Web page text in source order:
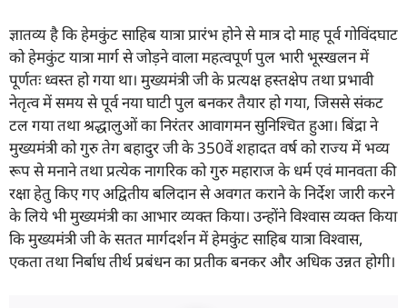
ज्ञातव्य है कि हेमकुंट साहिब यात्रा प्रारंभ होने से मात्र दो माह पूर्व गोविंदघाट
को हेमकुंट यात्रा मार्ग से जोड़ने वाला महत्वपूर्ण पुल भारी भूस्खलन में
पूर्णतः ध्वस्त हो गया था। मुख्यमंत्री जी के प्रत्यक्ष हस्तक्षेप तथा प्रभावी
नेतृत्व में समय से पूर्व नया घाटी पुल बनकर तैयार हो गया, जिससे संकट
टल गया तथा श्रद्धालुओं का निरंतर आवागमन सुनिश्चित हुआ। बिंद्रा ने
मुख्यमंत्री को गुरु तेग बहादुर जी के 350वें शहादत वर्ष को राज्य में भव्य
रूप से मनाने तथा प्रत्येक नागरिक को गुरु महाराज के धर्म एवं मानवता की
रक्षा हेतु किए गए अद्वितीय बलिदान से अवगत कराने के निर्देश जारी करने
के लिये भी मुख्यमंत्री का आभार व्यक्त किया। उन्होंने विश्वास व्यक्त किया
कि मुख्यमंत्री जी के सतत मार्गदर्शन में हेमकुंट साहिब यात्रा विश्वास,
एकता तथा निर्बाध तीर्थ प्रबंधन का प्रतीक बनकर और अधिक उन्नत होगी।